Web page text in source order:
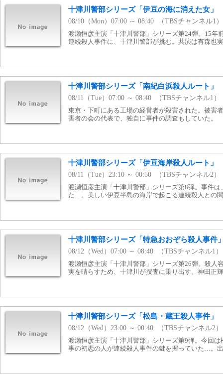
十津川警部シリーズ「伊豆の海に消えた女」
08/10（Mon）07:00 ～ 08:40 （TBSチャンネル1）
渡瀬恒彦主演「十津川警部」シリーズ第24弾。15年
連続殺人事件に、十津川警部が挑む。共演は有森也
十津川警部シリーズ「南紀白浜殺人ルート」
08/11（Tue）07:00 ～ 08:40 （TBSチャンネル1）
東京・下町にある工場の経営者が殺害された。被害
害者の会の代表で、独自に事件の調査もしていた。
十津川警部シリーズ「伊豆海岸殺人ルート」
08/11（Tue）23:10 ～ 00:50 （TBSチャンネル2）
渡瀬恒彦主演「十津川警部」シリーズ第8弾。事件
た…。美しい伊豆半島の海岸で起こる連続殺人との
十津川警部シリーズ「特急おおぞら殺人事件
08/12（Wed）07:00 ～ 08:40 （TBSチャンネル1）
渡瀬恒彦主演「十津川警部」シリーズ第26弾。殺人
実を晴らすため、十津川が捜査に乗り出す。神田正
十津川警部シリーズ「松島・蔵王殺人事件」
08/12（Wed）23:00 ～ 00:40 （TBSチャンネル2）
渡瀬恒彦主演「十津川警部」シリーズ第9弾。今回
事の初恋の人が連続殺人事件の鍵を握っていた…。